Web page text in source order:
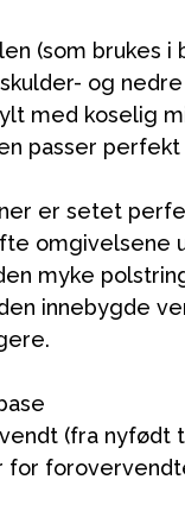
(som brukes i
og
med koselig
passer
er setet
omgivelsene
myke
innebygde
(fra nyfødt